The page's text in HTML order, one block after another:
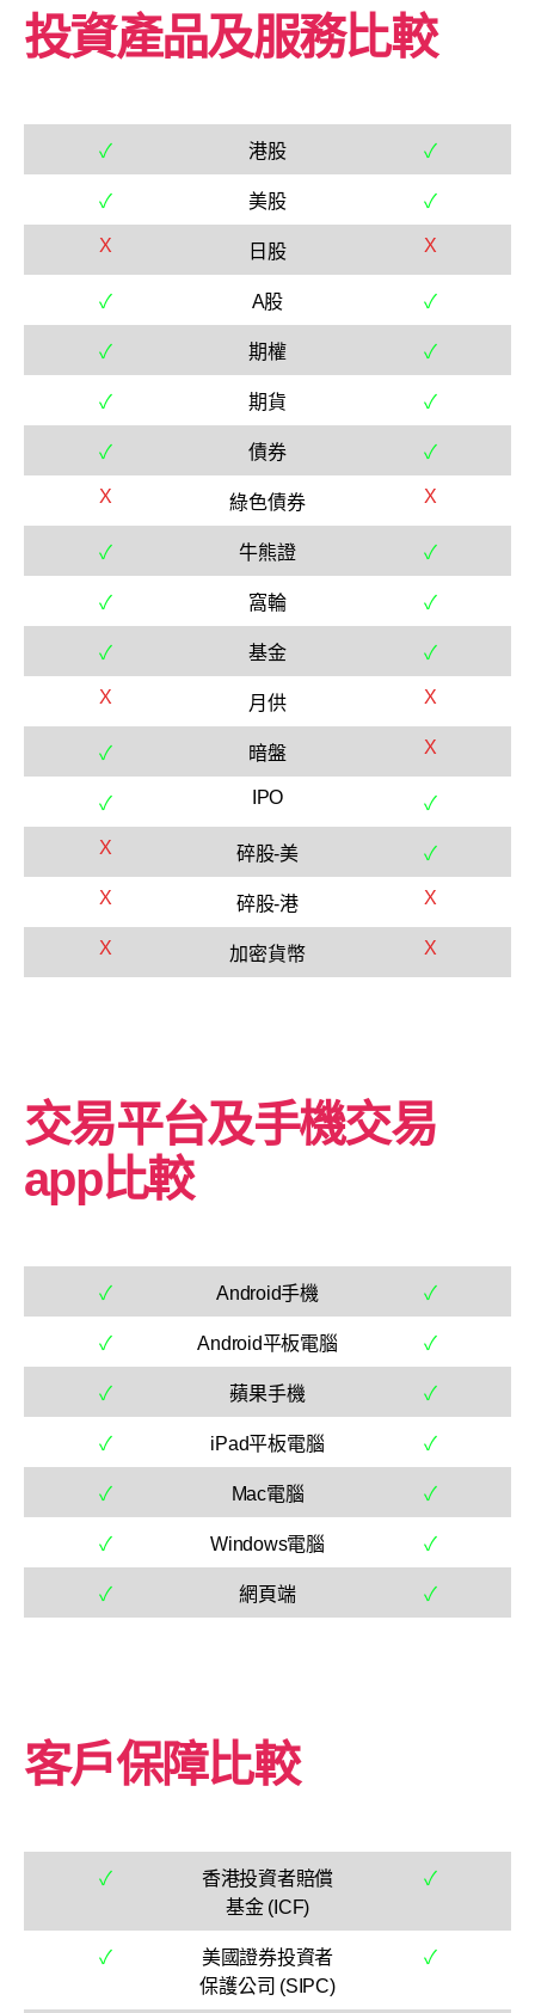
投資產品及服務比較
✓ 港股 ✓
✓ 美股 ✓
X 日股 X
✓ A股 ✓
✓ 期權 ✓
✓ 期貨 ✓
✓ 債券 ✓
X 綠色債券 X
✓ 牛熊證 ✓
✓ 窩輪 ✓
✓ 基金 ✓
X 月供 X
✓ 暗盤 X
✓ IPO ✓
X 碎股-美 ✓
X 碎股-港 X
X 加密貨幣 X
交易平台及手機交易
app比較
✓ Android手機 ✓
✓ Android平板電腦 ✓
✓ 蘋果手機 ✓
✓ iPad平板電腦 ✓
✓ Mac電腦 ✓
✓ Windows電腦 ✓
✓ 網頁端 ✓
客戶保障比較
✓
香港投資者賠償
基金 (ICF)
✓
✓
美國證券投資者
保護公司 (SIPC)
✓